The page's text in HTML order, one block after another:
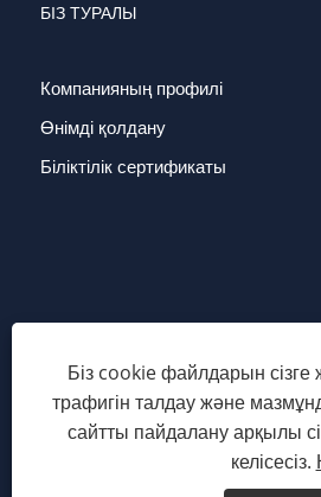
БІЗ ТУРАЛЫ
Компанияның профилі
Өнімді қолдану
Біліктілік сертификаты
Copyright © 2024 Dongguan Niasi
Біз cookie файлдарын сізге
трафигін талдау және
сайтты пайдалану арқылы
келісесіз.